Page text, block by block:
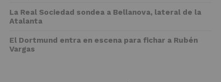
La Real Sociedad sondea a Bellanova, lateral de la
Atalanta
El Dortmund entra en escena para fichar a Rubén
Vargas